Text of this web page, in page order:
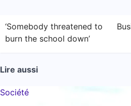
Mail
Navigation
de
‘Somebody threatened to
burn the school down’
Lire aussi
Société